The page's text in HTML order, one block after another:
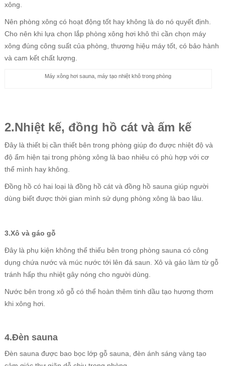
xông.
Nên phòng xông có hoạt động tốt hay không là do nó quyết định.
Cho nên khi lựa chọn lắp phòng xông hơi khô thì cần chọn máy
xông đúng công suất của phòng, thương hiệu máy tốt, có bảo hành
và cam kết chất lượng.
Máy xông hơi sauna, máy tạo nhiệt khô trong phòng
2.Nhiệt kế, đồng hồ cát và ấm kế
Đây là thiết bị cần thiết bên trong phòng giúp đo được nhiệt độ và
độ ẩm hiện tại trong phòng xông là bao nhiêu có phù hợp với cơ
thể mình hay không.
Đồng hồ có hai loại là đồng hồ cát và đồng hồ sauna giúp người
dùng biết được thời gian mình sử dụng phòng xông là bao lâu.
3.Xô và gáo gỗ
Đây là phụ kiện không thể thiếu bên trong phòng sauna có công
dụng chứa nước và múc nước tới lên đá saun. Xô và gáo làm từ gỗ
tránh hấp thu nhiệt gây nóng cho người dùng.
Nước bên trong xô gỗ có thể hoàn thêm tinh dầu tạo hương thơm
khi xông hơi.
4.Đèn sauna
Đèn sauna được bao bọc lớp gỗ sauna, đèn ánh sáng vàng tạo